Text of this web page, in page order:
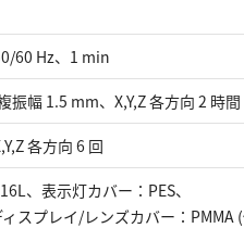
60 Hz、1 min
振幅 1.5 mm、X,Y,Z 各方向 2 時間
各方向 6 回
、表示灯カバー：PES、
スプレイ/レンズカバー：PMMA